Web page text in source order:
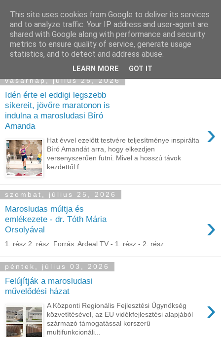
vasárnap, július 26, 2026
Idén érte el eddigi legszebb
sikereit, jövőre maratonon is
indulna a marosludasi Bíró
Amanda
›
Hat évvel ezelőtt testvére teljesítménye inspirálta
Bíró Amandát arra, hogy elkezdjen
versenyszerűen futni. Mivel a hosszú távok
kezdettől f...
szombat, július 25, 2026
Marosludas múltja és
emlékezete - dr. Tóth Mária
Orsolyával
›
1. rész 2. rész Forrás: Ardeal TV - 1. rész - 2. rész
péntek, július 03, 2026
Felújítják a marosludasi
művelődési házat
›
A Központi Regionális Fejlesztési Ügynökség
közvetítésével, az EU vidékfejlesztési alapjából
származó támogatással korszerű
multifunkcionáli...
This site uses cookies from Google to deliver its services
and to analyze traffic. Your IP address and user-agent are
shared with Google along with performance and security
metrics to ensure quality of service, generate usage
statistics, and to detect and address abuse.
LEARN MORE GOT IT